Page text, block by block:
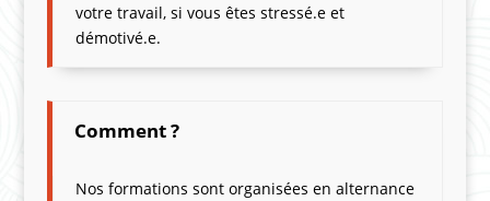
votre travail, si vous êtes stressé.e et
démotivé.e.
Comment ?
Nos formations sont organisées en alternance